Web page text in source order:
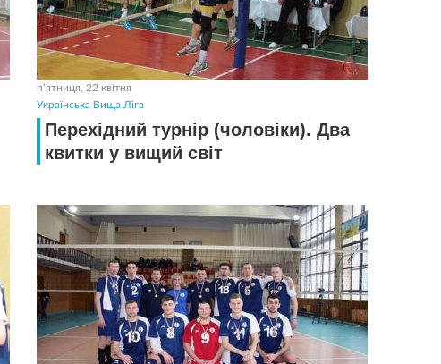
пʼятниця, 22 квітня
Українська Вища Ліга
Перехідний турнір (чоловіки). Два
квитки у вищий світ